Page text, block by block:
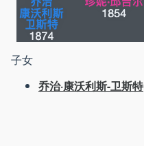
子女
乔治·康沃利斯-卫斯特